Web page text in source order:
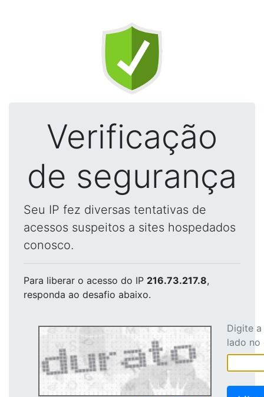
Verificação
de segurança
Seu IP fez diversas tentativas de
acessos suspeitos a sites hospedados
conosco.
Para liberar o acesso do IP 216.73.217.8,
responda ao desafio abaixo.
Digite
lado no